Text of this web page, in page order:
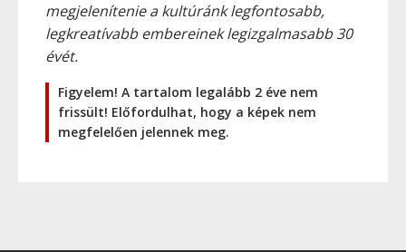
megjelenítenie a kultúránk legfontosabb,
legkreatívabb embereinek legizgalmasabb 30
évét.
Figyelem! A tartalom legalább 2 éve nem
frissült! Előfordulhat, hogy a képek nem
megfelelően jelennek meg.